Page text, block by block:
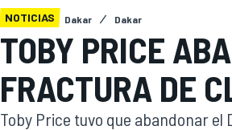
FÓRMULA E MOTO
NOTICIAS Dakar Dakar
TOBY PRICE
FRACTURA DE
Toby Price tuvo que abandonar el